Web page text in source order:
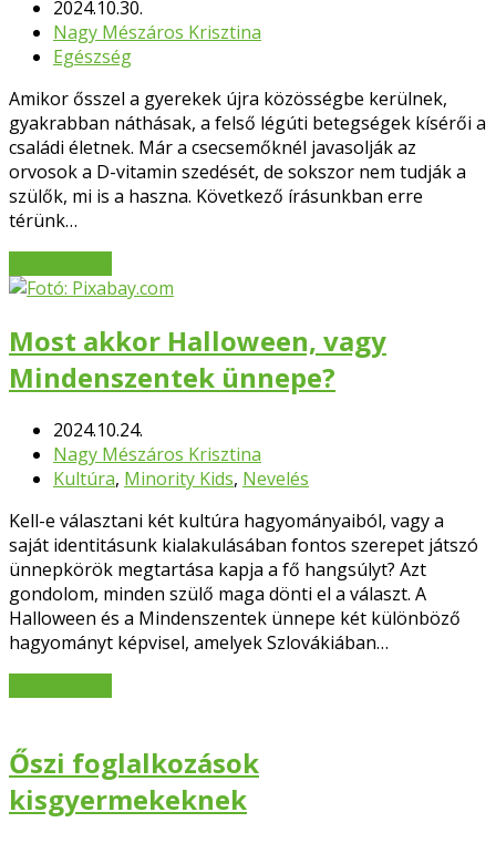
2024.10.30.
Nagy Mészáros Krisztina
Egészség
Amikor ősszel a gyerekek újra közösségbe kerülnek,
gyakrabban náthásak, a felső légúti betegségek kísérői a
családi életnek. Már a csecsemőknél javasolják az
orvosok a D-vitamin szedését, de sokszor nem tudják a
szülők, mi is a haszna. Következő írásunkban erre
térünk…
Most akkor Halloween, vagy
Mindenszentek ünnepe?
2024.10.24.
Nagy Mészáros Krisztina
Kultúra, Minority Kids, Nevelés
Kell-e választani két kultúra hagyományaiból, vagy a
saját identitásunk kialakulásában fontos szerepet játszó
ünnepkörök megtartása kapja a fő hangsúlyt? Azt
gondolom, minden szülő maga dönti el a választ. A
Halloween és a Mindenszentek ünnepe két különböző
hagyományt képvisel, amelyek Szlovákiában…
Őszi foglalkozások
kisgyermekeknek